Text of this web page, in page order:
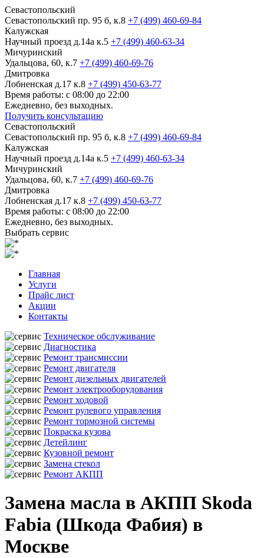
Севастопольский
Севастопольский пр. 95 б, к.8 +7 (499) 460-69-84
Калужская
Научный проезд д.14а к.5 +7 (499) 460-63-34
Мичуринский
Удальцова, 60, к.7 +7 (499) 460-69-76
Дмитровка
Лобненская д.17 к.8 +7 (499) 450-63-77
Время работы: с 08:00 до 22:00
Ежедневно, без выходных.
Получить консультацию
Севастопольский
Севастопольский пр. 95 б, к.8 +7 (499) 460-69-84
Калужская
Научный проезд д.14а к.5 +7 (499) 460-63-34
Мичуринский
Удальцова, 60, к.7 +7 (499) 460-69-76
Дмитровка
Лобненская д.17 к.8 +7 (499) 450-63-77
Время работы: с 08:00 до 22:00
Ежедневно, без выходных.
Выбрать сервис
Главная
Услуги
Прайс лист
Акции
Контакты
Техническое обслуживание
Диагностика
Ремонт трансмиссии
Ремонт двигателя
Ремонт дизельных двигателей
Ремонт электрооборудования
Ремонт ходовой
Ремонт рулевого управления
Ремонт тормозной системы
Покраска кузова
Детейлинг
Кузовной ремонт
Замена стекол
Ремонт АКПП
Замена масла в АКПП Skoda
Fabia (Шкода Фабия) в
Москве